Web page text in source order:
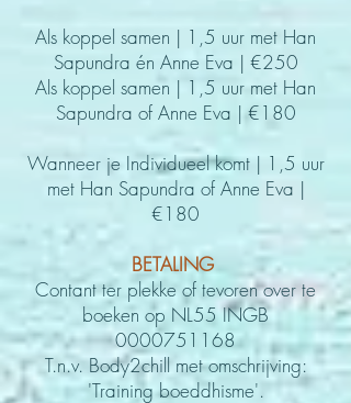
Als koppel samen | 1,5 uur met Han
Sapundra én Anne Eva | €250
Als koppel samen | 1,5 uur met Han
Sapundra of Anne Eva | €180
Wanneer je Individueel komt | 1,5 uur
met Han Sapundra of Anne Eva |
€180
BETALING
Contant ter plekke of tevoren over te
boeken op NL55 INGB
0000751168
T.n.v. Body2chill met omschrijving:
'Training boeddhisme'.